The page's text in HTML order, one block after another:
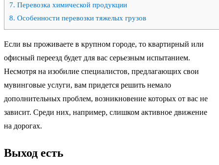
7. Перевозка химической продукции
8. Особенности перевозки тяжелых грузов
Если вы проживаете в крупном городе, то квартирный или
офисный переезд будет для вас серьезным испытанием.
Несмотря на изобилие специалистов, предлагающих свои
мувинговые услуги, вам придется решить немало
дополнительных проблем, возникновение которых от вас не
зависит. Среди них, например, слишком активное движение
на дорогах.
Выход есть